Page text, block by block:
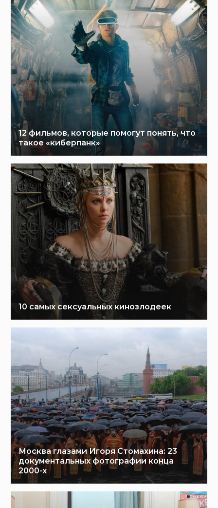
12 фильмов, которые помогут понять, что
такое «киберпанк»
10 самых сексуальных кинозлодеек
Москва глазами Игоря Стомахина: 23
документальных фотографии конца
2000-х